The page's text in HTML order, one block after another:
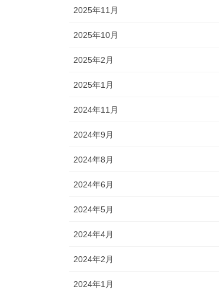
2025年11月
2025年10月
2025年2月
2025年1月
2024年11月
2024年9月
2024年8月
2024年6月
2024年5月
2024年4月
2024年2月
2024年1月